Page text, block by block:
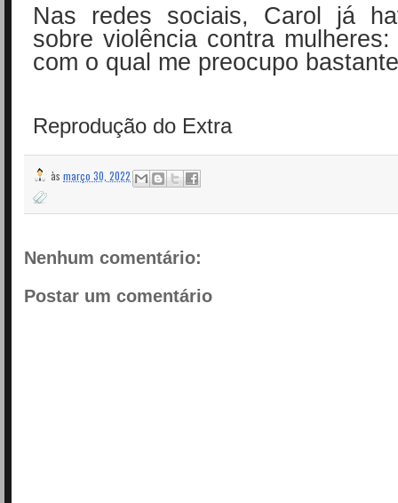
Nas redes sociais, Carol já
sobre violência contra
com o qual me preocupo
Reprodução do Extra
às março 30, 2022
Nenhum comentário:
Postar um comentário